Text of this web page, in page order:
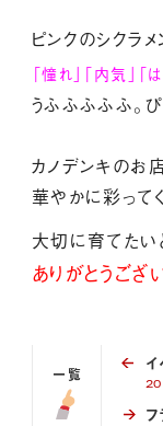
ピンクのシクラ
「憧れ」「内気」「
うふふふふふ。
カノデンキのお
華やかに彩って
大切に育てたい
ありがとうござ
一覧
フ